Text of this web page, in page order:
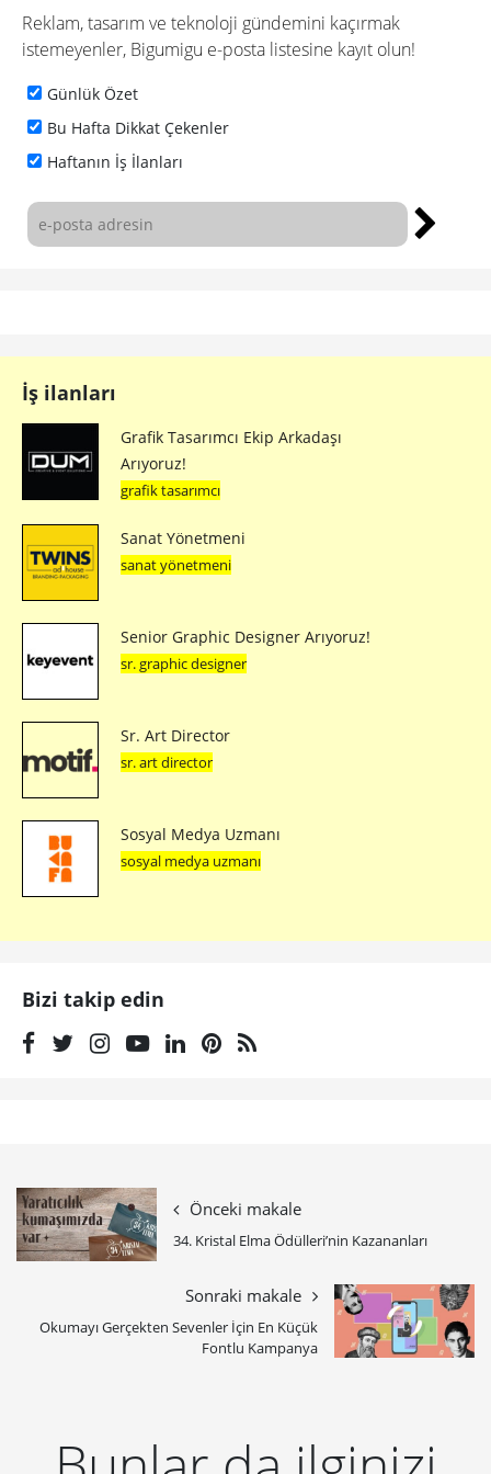
Reklam, tasarım ve teknoloji gündemini kaçırmak
istemeyenler, Bigumigu e-posta listesine kayıt olun!
Günlük Özet
Bu Hafta Dikkat Çekenler
Haftanın İş İlanları
İş ilanları
Grafik Tasarımcı Ekip Arkadaşı
Arıyoruz!
grafik tasarımcı
Sanat Yönetmeni
sanat yönetmeni
Senior Graphic Designer Arıyoruz!
sr. graphic designer
Sr. Art Director
sr. art director
Sosyal Medya Uzmanı
sosyal medya uzmanı
Bizi takip edin
Önceki makale
34. Kristal Elma Ödülleri’nin Kazananları
Sonraki makale
Okumayı Gerçekten Sevenler İçin En Küçük
Fontlu Kampanya